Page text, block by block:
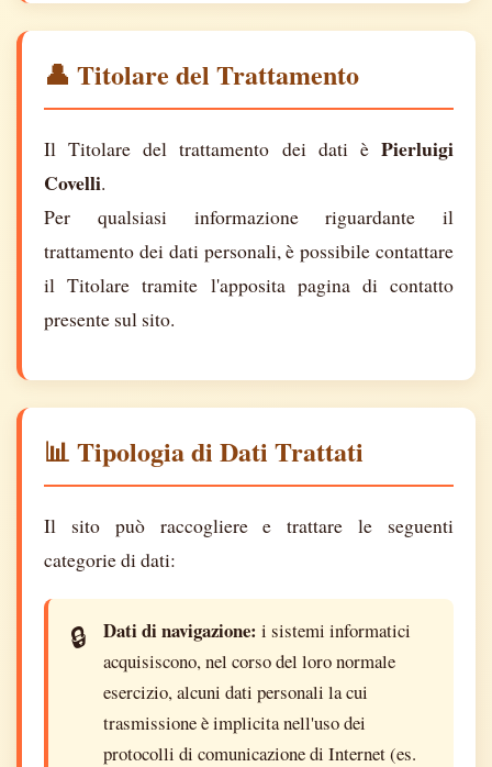
👤 Titolare del Trattamento
Il Titolare del trattamento dei dati è Pierluigi
Covelli.
Per qualsiasi informazione riguardante il
trattamento dei dati personali, è possibile contattare
il Titolare tramite l'apposita pagina di contatto
presente sul sito.
📊 Tipologia di Dati Trattati
Il sito può raccogliere e trattare le seguenti
categorie di dati:
Dati di navigazione: i sistemi informatici
acquisiscono, nel corso del loro normale
esercizio, alcuni dati personali la cui
trasmissione è implicita nell'uso dei
protocolli di comunicazione di Internet (es.